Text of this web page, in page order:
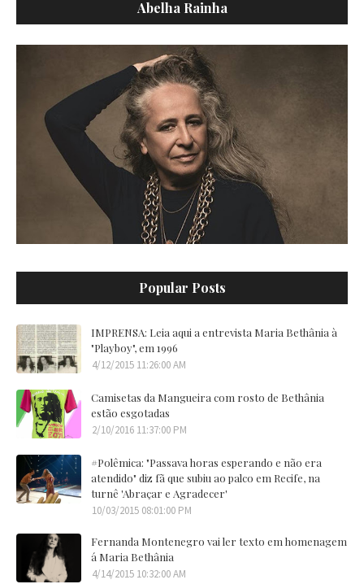
Abelha Rainha
Popular Posts
IMPRENSA: Leia aqui a entrevista Maria Bethânia à
"Playboy", em 1996
4/12/2015 11:26:00 AM
Camisetas da Mangueira com rosto de Bethânia
estão esgotadas
2/10/2016 11:37:00 PM
#Polêmica: "Passava horas esperando e não era
atendido" diz fã que subiu ao palco em Recife, na
turnê 'Abraçar e Agradecer'
10/03/2015 08:01:00 PM
Fernanda Montenegro vai ler texto em homenagem
á Maria Bethânia
4/14/2015 10:32:00 AM